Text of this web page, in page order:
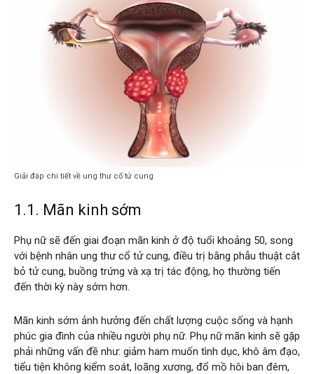
Giải đáp chi tiết về ung thư cổ tử cung
1.1. Mãn kinh sớm
Phụ nữ sẽ đến giai đoạn mãn kinh ở độ tuổi khoảng 50, song
với bệnh nhân ung thư cổ tử cung, điều trị bằng phẫu thuật cắt
bỏ tử cung, buồng trứng và xạ trị tác động, họ thường tiến
đến thời kỳ này sớm hơn.
Mãn kinh sớm ảnh hưởng đến chất lượng cuộc sống và hạnh
phúc gia đình của nhiều người phụ nữ. Phụ nữ mãn kinh sẽ gặp
phải những vấn đề như: giảm ham muốn tình dục, khô âm đạo,
tiểu tiện không kiểm soát, loãng xương, đổ mồ hôi ban đêm,